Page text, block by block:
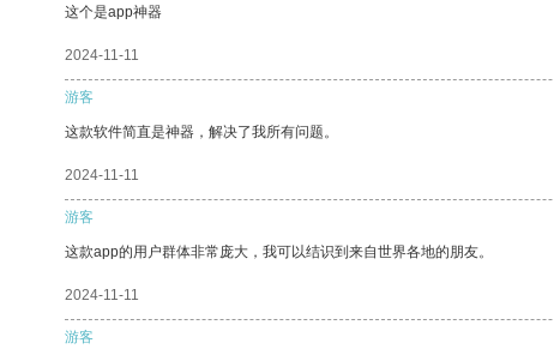
这个是app神器
2024-11-11
游客
这款软件简直是神器，解决了我所有问题。
2024-11-11
游客
这款app的用户群体非常庞大，我可以结识到来自世界各地的朋友。
2024-11-11
游客